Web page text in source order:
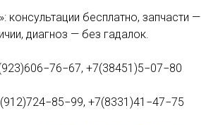
консультации бесплатно, запчасти —
диагноз — без гадалок.
+7(38451)5−07−80
+7(8331)41−47−75